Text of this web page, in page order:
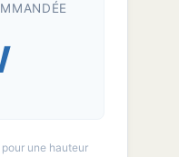
une hauteur